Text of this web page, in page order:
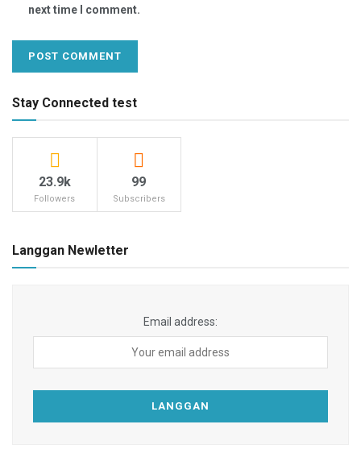
next time I comment.
Stay Connected test
23.9k
Followers
99
Subscribers
Langgan Newletter
Email address: